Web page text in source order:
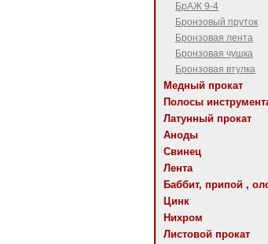
БрАЖ 9-4
Бронзовый пруток
Бронзовая лента
Бронзовая чушка
Бронзовая втулка
Медный прокат
Полосы
Латунный прокат
Аноды
Свинец
Лента
Баббит, припой ,
Цинк
Нихром
Листовой прокат